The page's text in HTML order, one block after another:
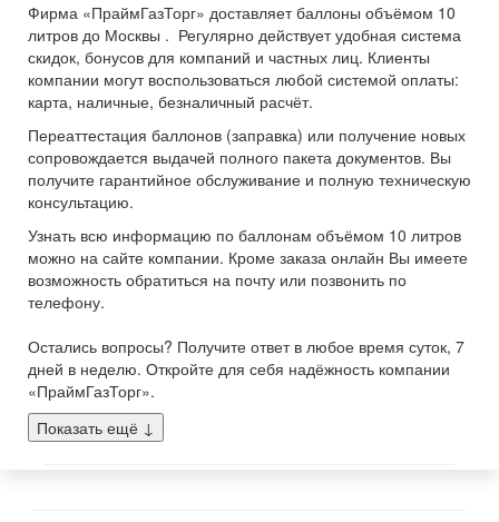
Фирма «ПраймГазТорг» доставляет баллоны объёмом 10
литров до Москвы . Регулярно действует удобная система
скидок, бонусов для компаний и частных лиц. Клиенты
компании могут воспользоваться любой системой оплаты:
карта, наличные, безналичный расчёт.
Переаттестация баллонов (заправка) или получение новых
сопровождается выдачей полного пакета документов. Вы
получите гарантийное обслуживание и полную техническую
консультацию.
Узнать всю информацию по баллонам объёмом 10 литров
можно на сайте компании. Кроме заказа онлайн Вы имеете
возможность обратиться на почту или позвонить по
телефону.
Остались вопросы? Получите ответ в любое время суток, 7
дней в неделю. Откройте для себя надёжность компании
«ПраймГазТорг».
Показать ещё ↓